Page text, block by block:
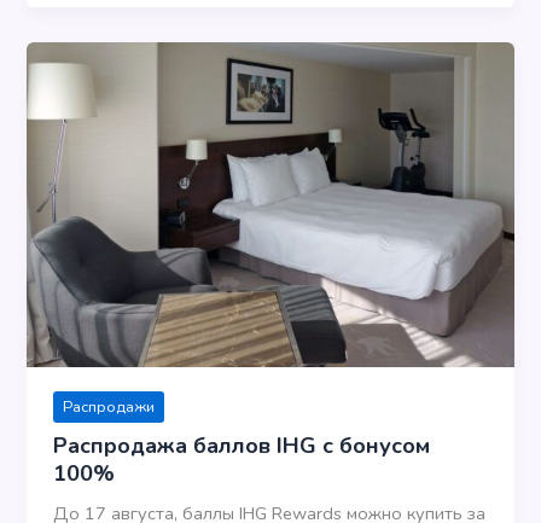
Распродажи
Распродажа баллов IHG с бонусом
100%
До 17 августа, баллы IHG Rewards можно купить за